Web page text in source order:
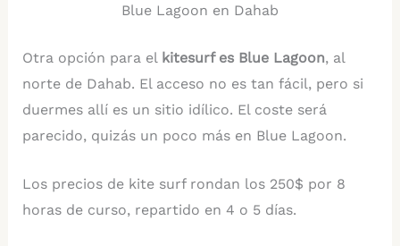
Blue Lagoon en Dahab
Otra opción para el kitesurf es Blue Lagoon, al
norte de Dahab. El acceso no es tan fácil, pero si
duermes allí es un sitio idílico. El coste será
parecido, quizás un poco más en Blue Lagoon.
Los precios de kite surf rondan los 250$ por 8
horas de curso, repartido en 4 o 5 días.